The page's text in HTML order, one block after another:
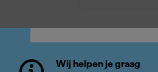
Wij helpen je graag